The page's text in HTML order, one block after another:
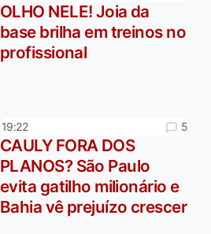
OLHO NELE! Joia da
base brilha em treinos no
profissional
19:22 5
CAULY FORA DOS
PLANOS? São Paulo
evita gatilho milionário e
Bahia vê prejuízo crescer